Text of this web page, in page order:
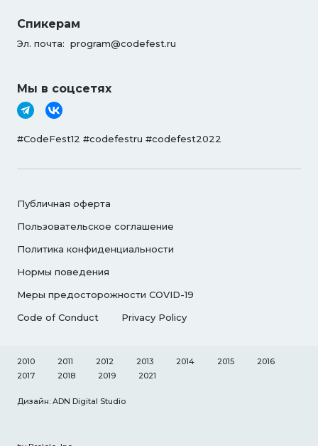
Спикерам
Эл. почта: program@codefest.ru
Мы в соцсетях
#CodeFest12 #codefestru #codefest2022
Публичная оферта
Пользовательское соглашение
Политика конфиденциальности
Нормы поведения
Меры предосторожности COVID-19
Code of Conduct
Privacy Policy
2010 2011 2012 2013 2014 2015
2016
2017
2018 2019 2021
Дизайн: ADN Digital Studio